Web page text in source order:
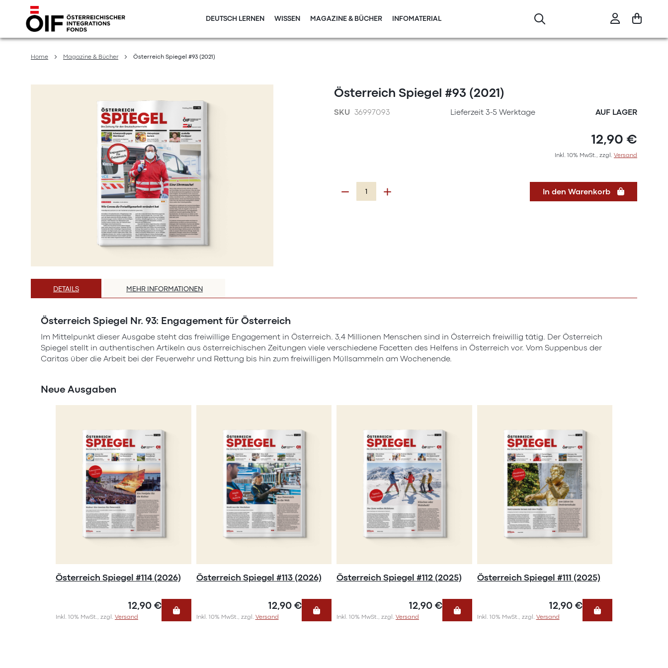
Direkt
zum
DEUTSCH LERNEN WISSEN MAGAZINE & BÜCHER INFOMATERIAL
Home Magazine & Bücher Österreich Spiegel #93 (2021)
Österreich Spiegel #93 (2021)
AUF LAGER
Lieferzeit 3-5 Werktage
SKU 36997093
12,90 €
Inkl. 10% MwSt., zzgl. Versand
In den Warenkorb
springen
DETAILS
Österreich Spiegel Nr. 93: Engagement für Österreich
Im Mittelpunkt dieser Ausgabe steht das freiwillige Engagement in Österreich. 3,4 Millionen Menschen sind in Österreich freiwillig tätig. Der Österreich
Spiegel stellt in authentischen Artikeln aus österreichischen Zeitungen viele verschiedene Facetten des Helfens in Österreich vor. Vom Suppenbus der
Caritas über die Arbeit bei der Feuerwehr und Rettung bis hin zum freiwilligen Müllsammeln am Wochenende.
Neue Ausgaben
Österreich Spiegel #114 (2026)
12,90 €
Inkl. 10% MwSt., zzgl. Versand
Österreich Spiegel #113 (2026)
12,90 €
Inkl. 10% MwSt., zzgl. Versand
Österreich Spiegel #112 (2025)
12,90 €
Inkl. 10% MwSt., zzgl. Versand
Österreich Spiegel #111 (2025)
12,90 €
Inkl. 10% MwSt., zzgl. Versand
MEHR INFORMATIONEN